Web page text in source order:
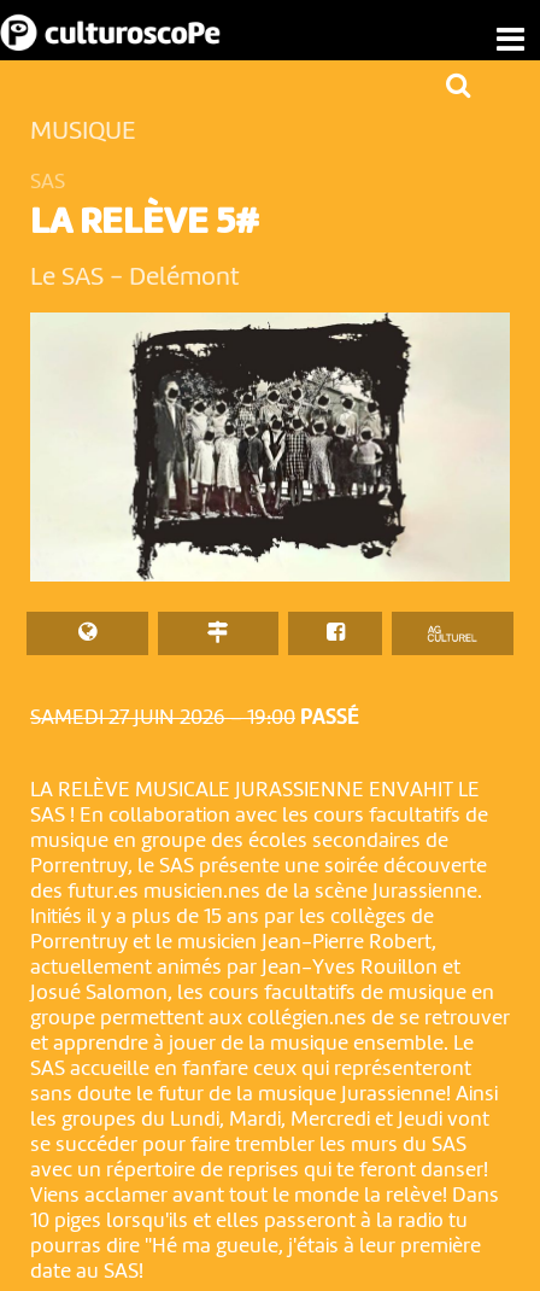
SAMEDI 27 JUIN 2026 – 19:00 PASSÉ
MUSIQUE
SAS
LA RELÈVE 5#
Le SAS - Delémont
LA RELÈVE MUSICALE JURASSIENNE ENVAHIT LE
SAS ! En collaboration avec les cours facultatifs de
musique en groupe des écoles secondaires de
Porrentruy, le SAS présente une soirée découverte
des futur.es musicien.nes de la scène Jurassienne.
Initiés il y a plus de 15 ans par les collèges de
Porrentruy et le musicien Jean-Pierre Robert,
actuellement animés par Jean-Yves Rouillon et
Josué Salomon, les cours facultatifs de musique en
groupe permettent aux collégien.nes de se retrouver
et apprendre à jouer de la musique ensemble. Le
SAS accueille en fanfare ceux qui représenteront
sans doute le futur de la musique Jurassienne! Ainsi
les groupes du Lundi, Mardi, Mercredi et Jeudi vont
se succéder pour faire trembler les murs du SAS
avec un répertoire de reprises qui te feront danser!
Viens acclamer avant tout le monde la relève! Dans
10 piges lorsqu'ils et elles passeront à la radio tu
pourras dire "Hé ma gueule, j'étais à leur première
date au SAS!